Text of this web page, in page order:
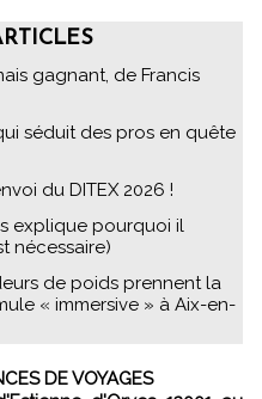
gagnant, de Francis
séduit des pros en quête
du DITEX 2026 !
explique pourquoi il
nécessaire)
de poids prennent la
« immersive » à Aix-en-
DE VOYAGES